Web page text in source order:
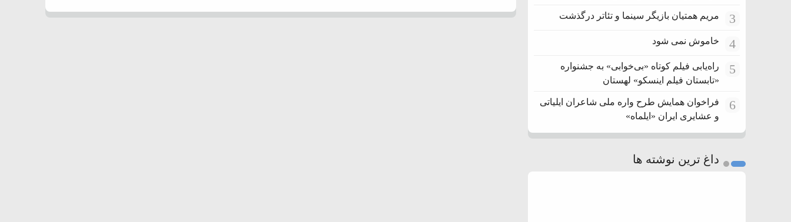
3 مریم همتیان بازیگر سینما و تئاتر درگذشت
4 خاموش نمی شود
5
راه‌یابی فیلم کوتاه «بی‌خوابی» به جشنواره
«تابستان فیلم اینسکو» لهستان
6
فراخوان همایش طرح واره ملی شاعران ایلیاتی
و عشایری ایران «ایلماه»
داغ ترین نوشته ها